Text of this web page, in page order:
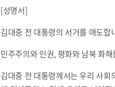
[성명서]
김대중 전 대통령의 서거를 애도합
민주주의와 인권, 평화와 남북 화
김대중 전 대통령께서는 우리 사